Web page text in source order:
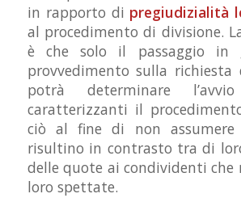
in rapporto di pregiudizialità
al procedimento di divisione.
è che solo il passaggio in
provvedimento sulla richiesta
potrà determinare
caratterizzanti il
ciò al fine di non assumere
risultino in contrasto tra di
delle quote ai condividenti che
loro spettate.